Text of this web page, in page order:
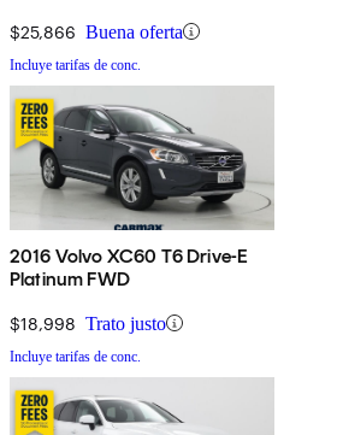
$25,866 Buena oferta
Incluye tarifas de conc.
2016 Volvo XC60 T6 Drive-E
Platinum FWD
$18,998 Trato justo
Incluye tarifas de conc.